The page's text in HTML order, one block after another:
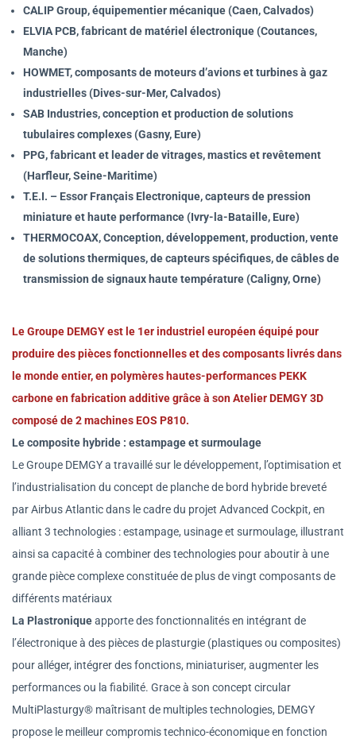
CALIP Group, équipementier mécanique (Caen, Calvados)
ELVIA PCB, fabricant de matériel électronique (Coutances,
Manche)
HOWMET, composants de moteurs d’avions et turbines à gaz
industrielles (Dives-sur-Mer, Calvados)
SAB Industries, conception et production de solutions
tubulaires complexes (Gasny, Eure)
PPG, fabricant et leader de vitrages, mastics et revêtement
(Harfleur, Seine-Maritime)
T.E.I. – Essor Français Electronique, capteurs de pression
miniature et haute performance (Ivry-la-Bataille, Eure)
THERMOCOAX, Conception, développement, production, vente
de solutions thermiques, de capteurs spécifiques, de câbles de
transmission de signaux haute température (Caligny, Orne)
Le Groupe DEMGY est le 1er industriel européen équipé pour
produire des pièces fonctionnelles et des composants livrés dans
le monde entier, en polymères hautes-performances PEKK
carbone en fabrication additive grâce à son Atelier DEMGY 3D
composé de 2 machines EOS P810.
Le composite hybride : estampage et surmoulage
Le Groupe DEMGY a travaillé sur le développement, l’optimisation et
l’industrialisation du concept de planche de bord hybride breveté
par Airbus Atlantic dans le cadre du projet Advanced Cockpit, en
alliant 3 technologies : estampage, usinage et surmoulage, illustrant
ainsi sa capacité à combiner des technologies pour aboutir à une
grande pièce complexe constituée de plus de vingt composants de
différents matériaux
La Plastroniqueapporte des fonctionnalités en intégrant de
l’électronique à des pièces de plasturgie (plastiques ou composites)
pour alléger, intégrer des fonctions, miniaturiser, augmenter les
performances ou la fiabilité. Grace à son concept circular
MultiPlasturgy® maîtrisant de multiples technologies, DEMGY
propose le meilleur compromis technico-économique en fonction